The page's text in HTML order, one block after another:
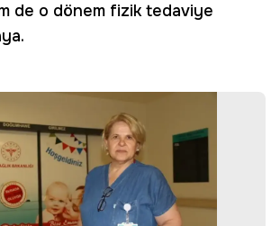
de o dönem fizik tedaviye